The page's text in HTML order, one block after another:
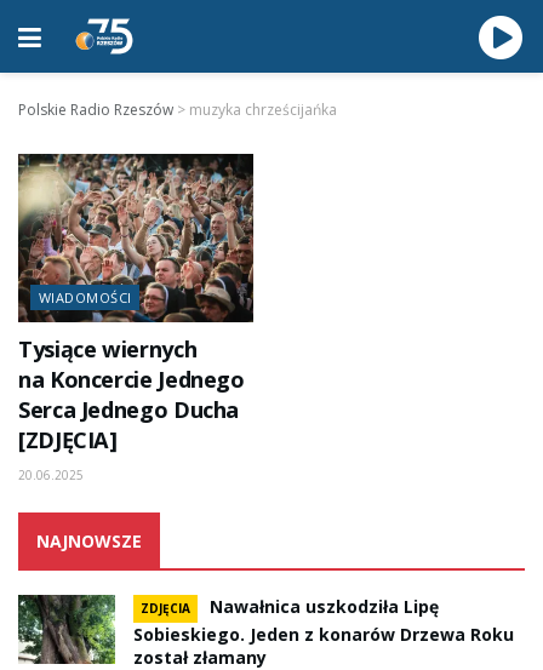
Polskie Radio Rzeszów > muzyka chrześcijańka
WIADOMOŚCI
Tysiące wiernych
na Koncercie Jednego
Serca Jednego Ducha
[ZDJĘCIA]
20.06.2025
NAJNOWSZE
ZDJĘCIA
Nawałnica uszkodziła Lipę
Sobieskiego. Jeden z konarów Drzewa Roku
został złamany